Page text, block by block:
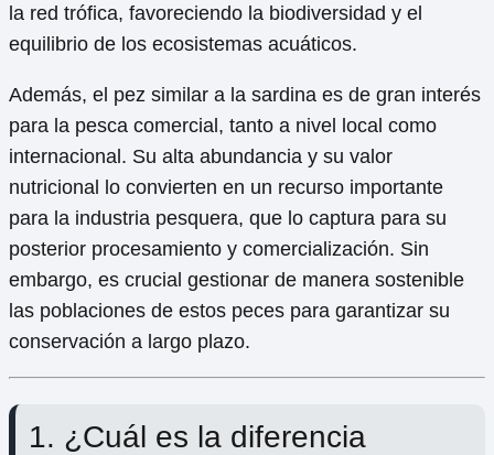
la red trófica, favoreciendo la biodiversidad y el
equilibrio de los ecosistemas acuáticos.
Además, el pez similar a la sardina es de gran interés
para la pesca comercial, tanto a nivel local como
internacional. Su alta abundancia y su valor
nutricional lo convierten en un recurso importante
para la industria pesquera, que lo captura para su
posterior procesamiento y comercialización. Sin
embargo, es crucial gestionar de manera sostenible
las poblaciones de estos peces para garantizar su
conservación a largo plazo.
1. ¿Cuál es la diferencia